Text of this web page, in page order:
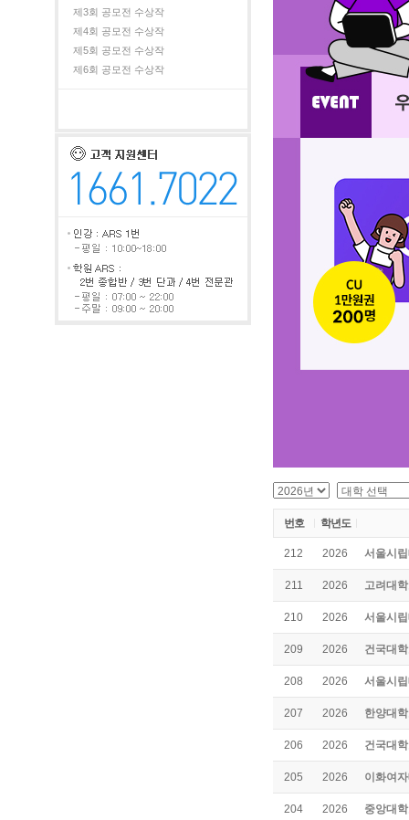
제3회 공모전 수상작
제4회 공모전 수상작
제5회 공모전 수상작
제6회 공모전 수상작
번호 학년도
212 2026 서울시
211 2026 고려대
210 2026 서울시
209 2026 건국대
208 2026 서울시
207 2026 한양대
206 2026 건국대
205 2026 이화여
204 2026 중앙대